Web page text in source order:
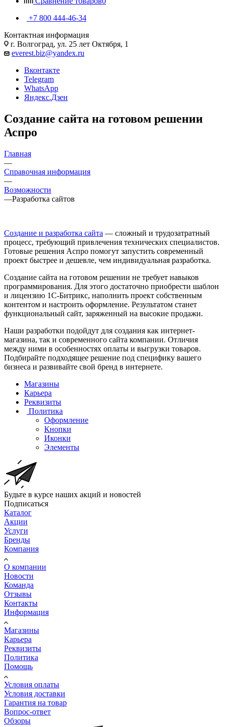
+7 800 444-46-34
Контактная информация
г. Волгоград, ул. 25 лет Октября, 1
everest.biz@yandex.ru
Вконтакте
Telegram
WhatsApp
Яндекс.Дзен
Создание сайта на готовом решении
Аспро
Главная
—
Справочная информация
—
Возможности
—Разработка сайтов
Создание и разработка сайта — сложный и трудозатратный
процесс, требующий привлечения технических специалистов.
Готовые решения Аспро помогут запустить современный
проект быстрее и дешевле, чем индивидуальная разработка.
Создание сайта на готовом решении не требует навыков
программирования. Для этого достаточно приобрести шаблон
и лицензию 1С-Битрикс, наполнить проект собственным
контентом и настроить оформление. Результатом станет
функциональный сайт, заряженный на высокие продажи.
Наши разработки подойдут для создания как интернет-
магазина, так и современного сайта компании. Отличия
между ними в особенностях оплаты и выгрузки товаров.
Подбирайте подходящее решение под специфику вашего
бизнеса и развивайте свой бренд в интернете.
Магазины
Карьера
Реквизиты
Политика
Оформление
Кнопки
Иконки
Элементы
Будьте в курсе наших акций и новостей
Подписаться
Каталог
Акции
Услуги
Бренды
Компания
О компании
Новости
Команда
Отзывы
Контакты
Информация
Магазины
Карьера
Реквизиты
Политика
Помощь
Условия оплаты
Условия доставки
Гарантия на товар
Вопрос-ответ
Обзоры